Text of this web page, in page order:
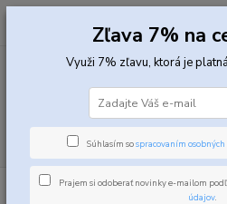
Špeciálne produkty Applied i-
Zľava 7% na
Využi 7% zľavu, ktorá je
Súhlasím sospracovaním
Prajem si odoberať novinky e-mailom
údajov.